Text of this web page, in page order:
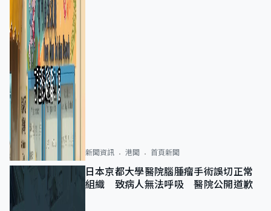
新聞資訊 港聞 首頁新聞
日本京都大學醫院腦腫瘤手術誤切正常
組織 致病人無法呼吸 醫院公開道歉